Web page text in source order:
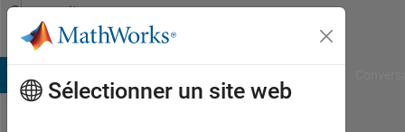
Passer au contenu
Community
Profile
Sélectionner un site web